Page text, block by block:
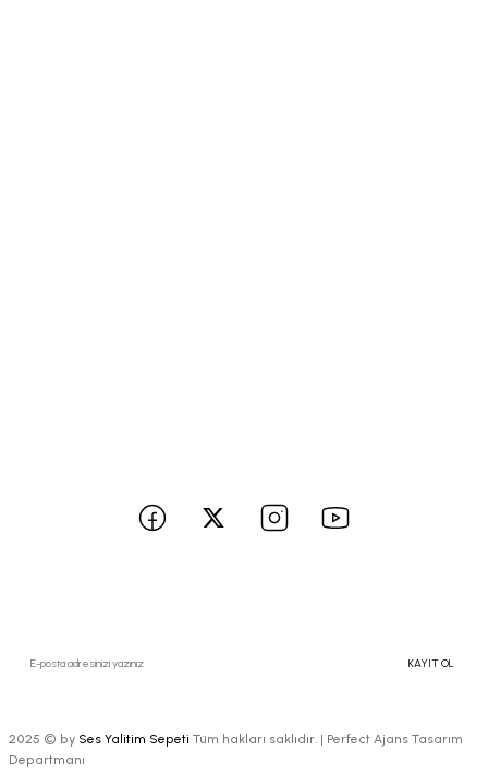
KAYIT OL
2025 © by Ses Yalitim Sepeti Tüm hakları saklıdır. | Perfect Ajans Tasarım
Departmanı